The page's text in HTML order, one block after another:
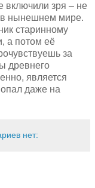
включили зря – не
в нынешнем мире.
старинному
а потом её
за
древнего
является
даже на
нет: